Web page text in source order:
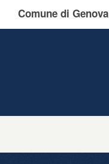
Comune di Genova